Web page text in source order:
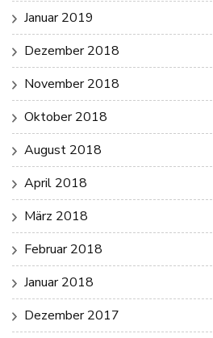
Januar 2019
Dezember 2018
November 2018
Oktober 2018
August 2018
April 2018
März 2018
Februar 2018
Januar 2018
Dezember 2017